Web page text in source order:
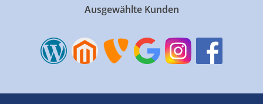
Ausgewählte Kunden